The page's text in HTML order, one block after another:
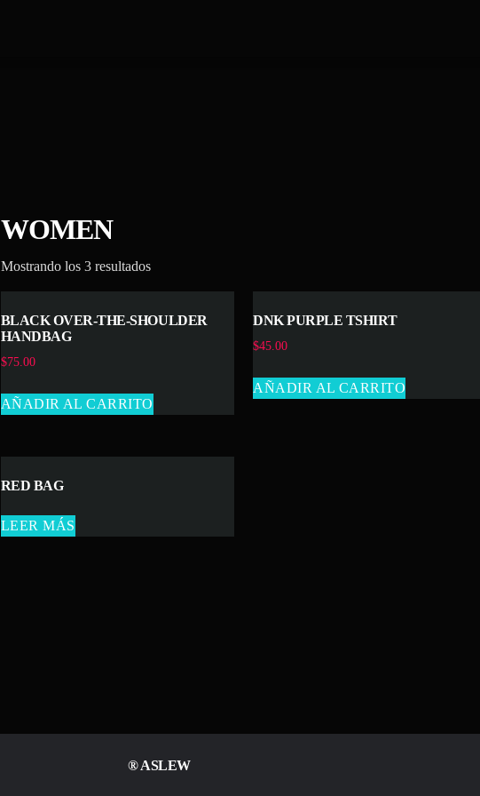
WOMEN
Mostrando los 3 resultados
BLACK OVER-THE-SHOULDER
HANDBAG
$75.00
AÑADIR AL CARRITO
DNK PURPLE TSHIRT
$45.00
AÑADIR AL CARRITO
RED BAG
LEER MÁS
® ASLEW